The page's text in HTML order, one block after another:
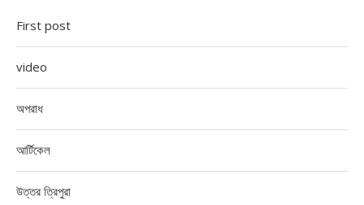
First post
video
অপরাধ
আর্টিকেল
উত্তর ত্রিপুরা